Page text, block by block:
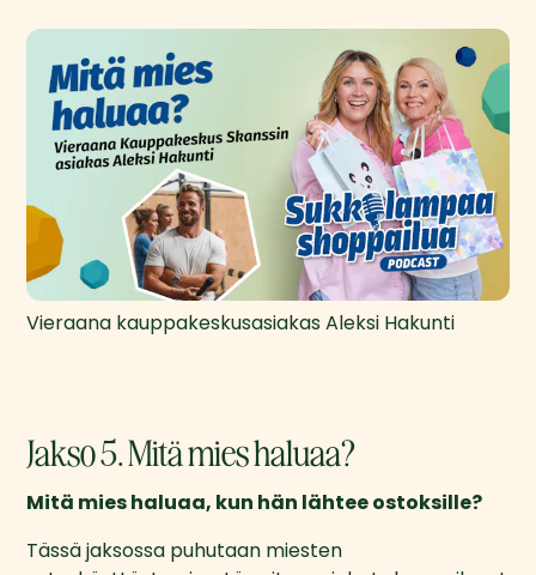
Vieraana kauppakeskusasiakas Aleksi Hakunti
Jakso 5. Mitä mies haluaa?
Mitä mies haluaa, kun hän lähtee ostoksille?
Tässä jaksossa puhutaan miesten